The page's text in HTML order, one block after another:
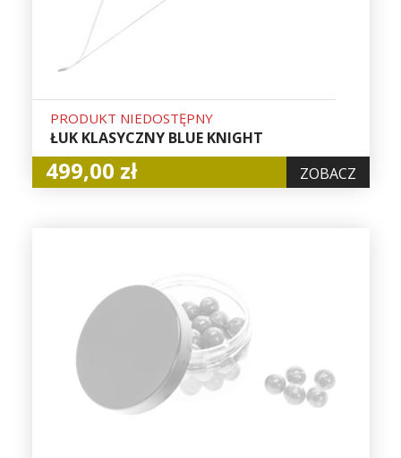
PRODUKT NIEDOSTĘPNY
ŁUK KLASYCZNY BLUE KNIGHT
499,00 zł ZOBACZ